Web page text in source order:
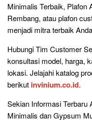
Minimalis Terbaik, Plafon
Rembang, atau plafon
menjadi mitra terbaik
Hubungi Tim Customer
konsultasi model, harga,
lokasi. Jelajahi katalog
berikut invinium.co.id.
Sekian Informasi Terbaru
Minimalis dan Gypsum